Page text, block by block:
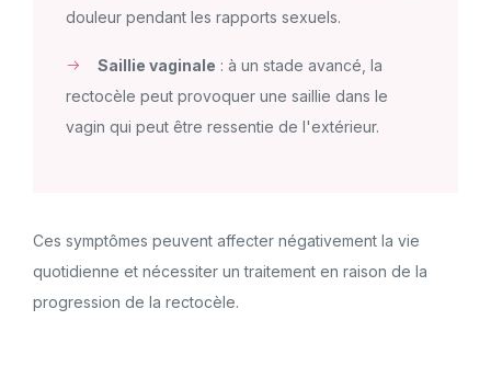
douleur pendant les rapports sexuels.
Saillie vaginale : à un stade avancé, la
rectocèle peut provoquer une saillie dans le
vagin qui peut être ressentie de l'extérieur.
Ces symptômes peuvent affecter négativement la vie
quotidienne et nécessiter un traitement en raison de la
progression de la rectocèle.